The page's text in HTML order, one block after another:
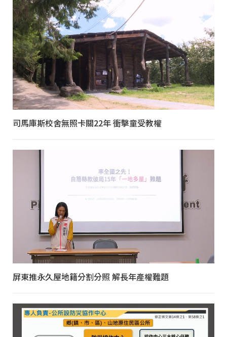
司馬庫斯校舍無照卡關22年 衝擊童受教權
屏東推永久屋地籍分割分照 解長年產權難題